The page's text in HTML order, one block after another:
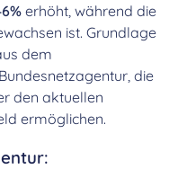
erhöht, während die
ist. Grundlage
dem
die
den aktuellen
ermöglichen.